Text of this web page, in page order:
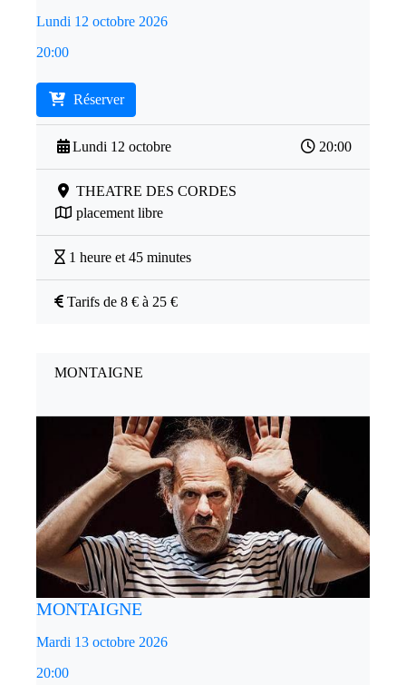
Lundi 12 octobre 2026
20:00
Réserver
Lundi 12 octobre 20:00
THEATRE DES CORDES
placement libre
1 heure et 45 minutes
Tarifs de 8 € à 25 €
MONTAIGNE
MONTAIGNE
Mardi 13 octobre 2026
20:00